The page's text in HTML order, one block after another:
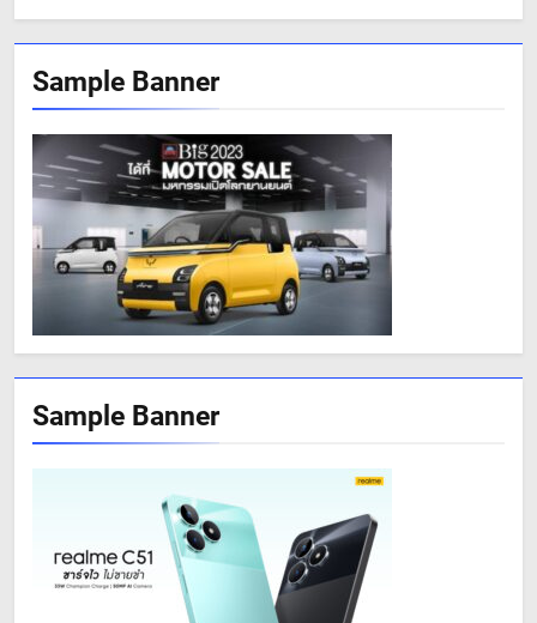
Sample Banner
Sample Banner